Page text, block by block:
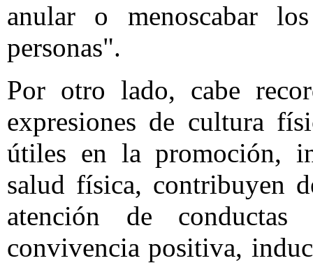
anular o menoscabar
personas".
Por otro lado, cabe
expresiones de cultura
útiles en la promoción,
salud física, contribuyen
atención de
convivencia positiva,